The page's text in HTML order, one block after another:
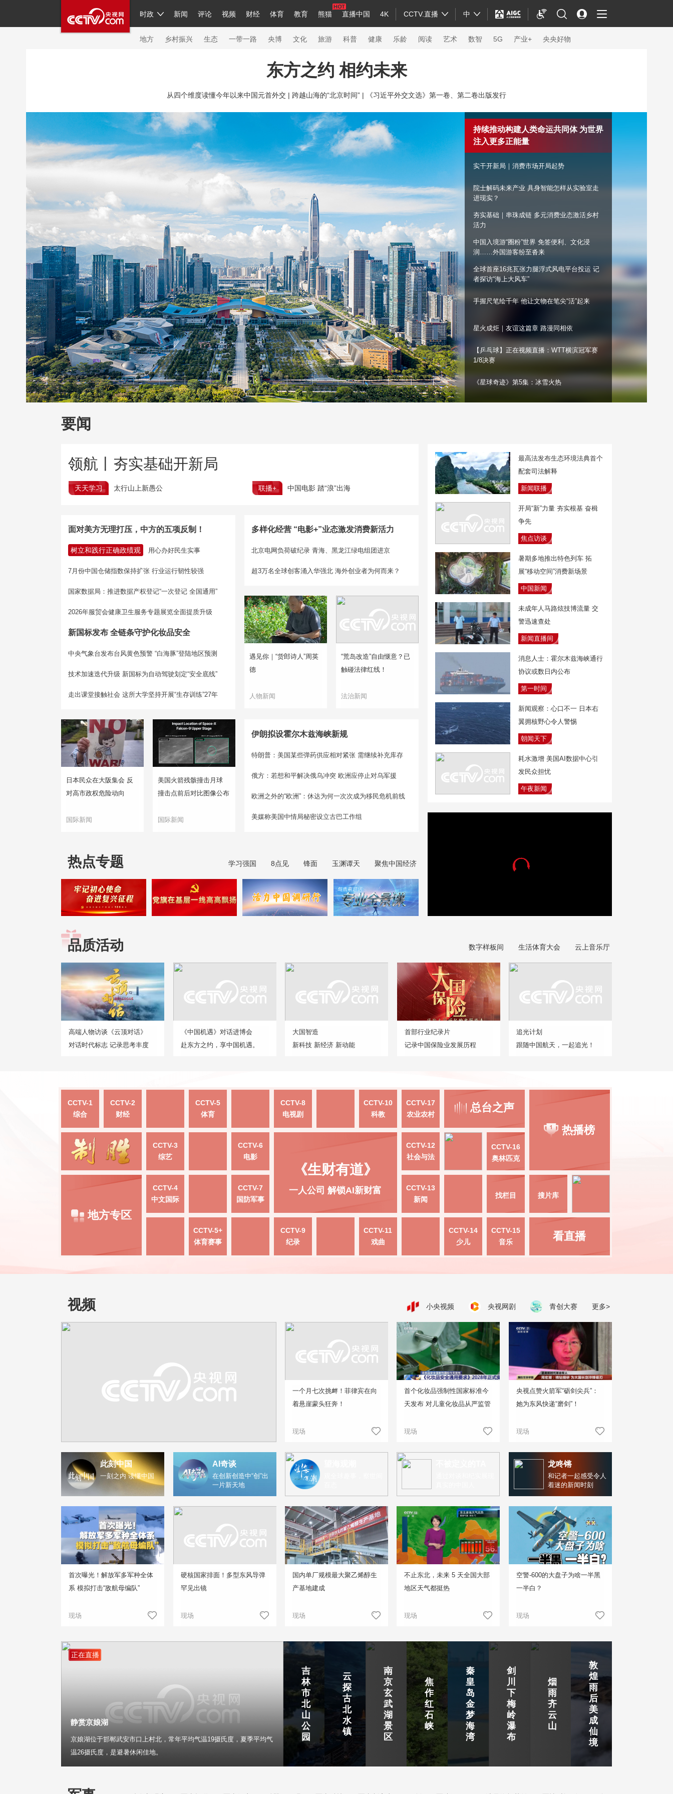
时政 新闻 评论 视频 财经 体育 教育 熊猫 直播中国 4K CCTV.直播 中
人民领袖习近平 联播+ 中国领导人 央视快评 习式妙语 热解读 天天学习
直播 片库 栏目大全 节目单 听音 微视频 主持人 下载央视影音
繁体 海外频道 iPanda English Монгол
地方 乡村振兴 生态 一带一路 央博 文化 旅游 科普 健康 乐龄 阅读 艺术 数智 5G 产业+ 央央好物
国家大剧院 大型活动
新闻 国内 国际 评论 经济 军事 科技 法治 文娱 人物 公益 图片
人民领袖习近平 联播+ 热解读 天天学习 央视快评 央视网评 光华锐评
视频 小央视频 小央直播 直播中国 熊猫频道 VR/AR 4K专区 全景新闻
蓝海中国 新兵请入列 人生第一次 人生第二次
直播 2026年冬奥会 CBA NBA 国际足球 网球 综合体育
CCTV奥林匹克频道 生活体育大会 体育江湖 文化体育 冰雪道路 足球道路
财经 教育 乡村振兴 生态环境 一带一路 央博 非遗 文化 旅游 科普 健康 乐龄 阅读 艺术 汽车 数智 5G 产业+
大国智造 大国展会 大国保险 云顶对话 云起 超级工厂 智敬中国 全民健康 颜选攻略 海洋 时尚 天气 才艺 网展
CCTV.节目官网 直播 节目单 栏目 片库 热播榜 总台企业白名单
东方之约 相约未来
从四个维度读懂今年以来中国元首外交 | 跨越山海的“北京时间” | 《习近平外交文选》第一卷、第二卷出版发行
持续推动构建人类命运共同体 为世界注入更
多正能量
实干开新局｜消费市场开局起势
院士解码未来产业 具身智能怎样从实验室走
进现实？
夯实基础｜串珠成链 多元消费业态激活乡村
活力
中国入境游“圈粉”世界 免签便利、文化浸
润……外国游客纷至沓来
全球首座16兆瓦张力腿浮式风电平台投运 记
者探访“海上大风车”
手握尺笔绘千年 他让文物在笔尖“活”起来
星火成炬｜友谊这篇章 路漫同相依
【乒乓球】正在视频直播：WTT横滨冠军赛
1/8决赛
《星球奇迹》第5集：冰雪火热
要闻
领航丨夯实基础开新局
天天学习 太行山上新愚公 联播+ 中国电影 踏“浪”出海
面对美方无理打压，中方的五项反制！
树立和践行正确政绩观 用心办好民生实事
7月份中国仓储指数保持扩张 行业运行韧性较强
国家数据局：推进数据产权登记“一次登记 全国通用”
2026年服贸会健康卫生服务专题展览全面提质升级
新国标发布 全链条守护化妆品安全
中央气象台发布台风黄色预警 “白海豚”登陆地区预测
技术加速迭代升级 新国标为自动驾驶划定“安全底线”
走出课堂接触社会 这所大学坚持开展“生存训练”27年
多样化经营 “电影+”业态激发消费新活力
北京电网负荷破纪录 青海、黑龙江绿电组团进京
超3万名全球创客涌入华强北 海外创业者为何而来？
遇见你｜“货郎诗人”周英
德
人物新闻
“荒岛改造”自由惬意？已
触碰法律红线！
法治新闻
日本民众在大阪集会 反
对高市政权危险动向
国际新闻
美国火箭残骸撞击月球
撞击点前后对比图像公布
国际新闻
伊朗拟设霍尔木兹海峡新规
特朗普：美国某些弹药供应相对紧张 需继续补充库存
俄方：若想和平解决俄乌冲突 欧洲应停止对乌军援
欧洲之外的“欧洲”：休达为何一次次成为移民危机前线
美媒称美国中情局秘密设立古巴工作组
热点专题 学习强国 8点见 锋面 玉渊谭天 聚焦中国经济
最高法发布生态环境法典首个
配套司法解释
新闻联播
开局“新”力量 夯实根基 奋楫
争先
焦点访谈
暑期多地推出特色列车 拓
展“移动空间”消费新场景
中国新闻
未成年人马路炫技博流量 交
警迅速查处
新闻直播间
消息人士：霍尔木兹海峡通行
协议或数日内公布
第一时间
新闻观察：心口不一 日本右
翼拥核野心令人警惕
朝闻天下
耗水激增 美国AI数据中心引
发民众担忧
午夜新闻
品质活动 数字样板间 生活体育大会 云上音乐厅
高端人物访谈《云顶对话》
对话时代标志 记录思考丰度
《中国机遇》对话进博会
赴东方之约，享中国机遇。
大国智造
新科技 新经济 新动能
首部行业纪录片
记录中国保险业发展历程
追光计划
跟随中国航天，一起追光！
CCTV-1
综合
CCTV-2
财经
CCTV-5
体育
CCTV-8
电视剧
CCTV-10
科教
CCTV-17
农业农村
总台之声
热播榜
CCTV-3
综艺
CCTV-6
电影
《生财有道》
一人公司 解锁AI新财富
CCTV-12
社会与法
CCTV-16
奥林匹克
地方专区
CCTV-4
中文国际
CCTV-7
国防军事
CCTV-13
新闻
找栏目 搜片库
CCTV-5+
体育赛事
CCTV-9
纪录
CCTV-11
戏曲
CCTV-14
少儿
CCTV-15
音乐
看直播
视频 更多>
小央视频 央视网剧 青创大赛
一个月七次挑衅！菲律宾在向
着悬崖蒙头狂奔！
现场
首个化妆品强制性国家标准今
天发布 对儿童化妆品从严监管
现场
央视点赞火箭军“砺剑尖兵”：
她为东风快递“磨剑”！
现场
此刻中国
一刻之内 读懂中国
AI奇谈
在创新创造中“创”出
一片新天地
龙咚锵
和记者一起感受令人
着迷的新闻时刻
首次曝光！解放军多军种全体
系 模拟打击“敌航母编队”
现场
硬核国家排面！多型东风导弹
罕见出镜
现场
国内单厂规模最大聚乙烯醇生
产基地建成
现场
不止东北，未来 5 天全国大部
地区天气都挺热
现场
空警-600的大盘子为啥一半黑
一半白？
现场
正在直播
静赏京娘湖
京娘湖位于邯郸武安市口上村北，常年平均气温19摄氏度，夏季平均气
温26摄氏度，是避暑休闲佳地。
吉
林
市
北
山
公
园
云
探
古
北
水
镇
南
京
玄
武
湖
景
区
焦
作
红
石
峡
秦
皇
岛
金
梦
海
湾
剑
川
下
梅
岭
瀑
布
烟
雨
齐
云
山
敦
煌
雨
后
美
成
仙
境